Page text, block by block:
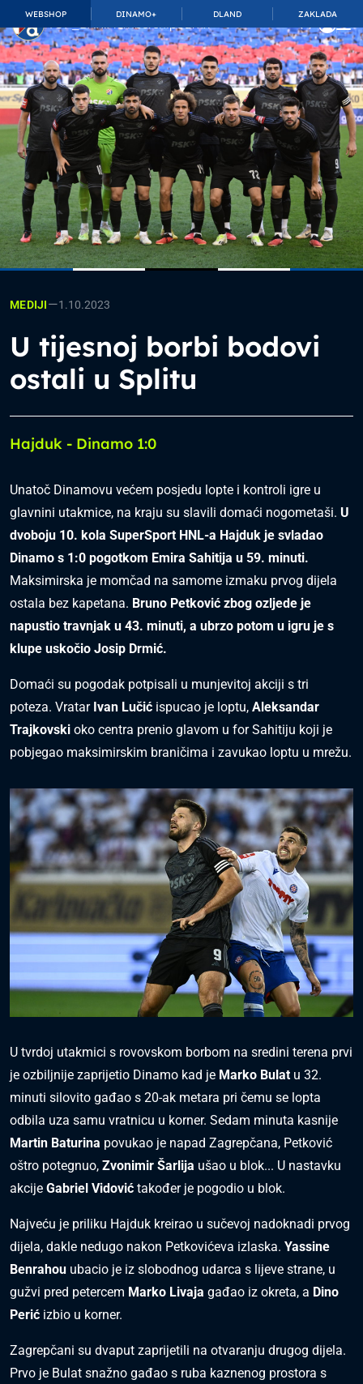
WEBSHOP DINAMO+ DLAND ZAKLADA
TOP_BAR.MembershipSuffix
MEDIJI—1.10.2023
U tijesnoj borbi bodovi
ostali u Splitu
Hajduk - Dinamo 1:0
Unatoč Dinamovu većem posjedu lopte i kontroli igre u
glavnini utakmice, na kraju su slavili domaći nogometaši. U
dvoboju 10. kola SuperSport HNL-a Hajduk je svladao
Dinamo s 1:0 pogotkom Emira Sahitija u 59. minuti.
Maksimirska je momčad na samome izmaku prvog dijela
ostala bez kapetana. Bruno Petković zbog ozljede je
napustio travnjak u 43. minuti, a ubrzo potom u igru je s
klupe uskočio Josip Drmić.
Domaći su pogodak potpisali u munjevitoj akciji s tri
poteza. Vratar Ivan Lučić ispucao je loptu, Aleksandar
Trajkovski oko centra prenio glavom u for Sahitiju koji je
pobjegao maksimirskim braničima i zavukao loptu u mrežu.
U tvrdoj utakmici s rovovskom borbom na sredini terena prvi
je ozbiljnije zaprijetio Dinamo kad je Marko Bulat u 32.
minuti silovito gađao s 20-ak metara pri čemu se lopta
odbila uza samu vratnicu u korner. Sedam minuta kasnije
Martin Baturina povukao je napad Zagrepčana, Petković
oštro potegnuo, Zvonimir Šarlija ušao u blok... U nastavku
akcije Gabriel Vidović također je pogodio u blok.
Najveću je priliku Hajduk kreirao u sučevoj nadoknadi prvog
dijela, dakle nedugo nakon Petkovićeva izlaska. Yassine
Benrahou ubacio je iz slobodnog udarca s lijeve strane, u
gužvi pred petercem Marko Livaja gađao iz okreta, a Dino
Perić izbio u korner.
Zagrepčani su dvaput zaprijetili na otvaranju drugog dijela.
Prvo je Bulat snažno gađao s ruba kaznenog prostora s